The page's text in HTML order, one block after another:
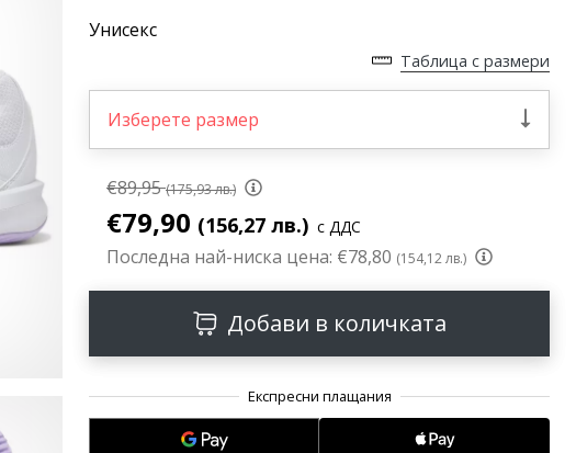
Унисекс
Таблица с размери
Изберете размер
€89,95 (175,93 лв.)
€79,90 (156,27 лв.) с ДДС
Последна най-ниска цена: €78,80 (154,12 лв.)
Добави в количката